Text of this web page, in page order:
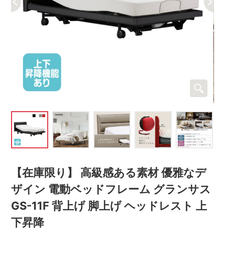
【在庫限り】 高級感ある素材 優雅なデ
ザイン 電動ベッドフレーム グランサス
GS-11F 背上げ 脚上げ ヘッドレスト 上
下昇降